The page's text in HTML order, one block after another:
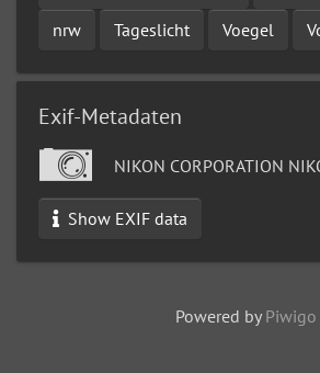
nrw
Tageslicht Voegel
Exif-Metadaten
NIKON CORPORATION
Show EXIF data
Powered by Piwigo